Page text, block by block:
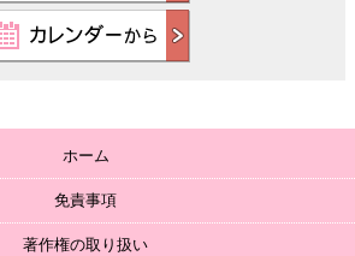
ホーム
免責事項
著作権の取り扱い